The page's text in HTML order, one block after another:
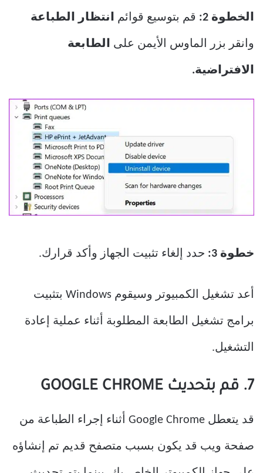
الخطوة 2: قم بتوسيع قوائم انتظار الطباعة
وانقر بزر الماوس الأيمن على الطابعة
الافتراضية.
خطوة 3: حدد إلغاء تثبيت الجهاز وأكد قرارك.
أعد تشغيل الكمبيوتر وسيقوم Windows بتثبيت
برامج تشغيل الطابعة المطلوبة أثناء عملية إعادة
التشغيل.
7. قم بتحديث GOOGLE CHROME
قد يتعطل Google Chrome أثناء إجراء الطباعة من
صفحة ويب قد يكون بسبب متصفح قديم تم إنشاؤه